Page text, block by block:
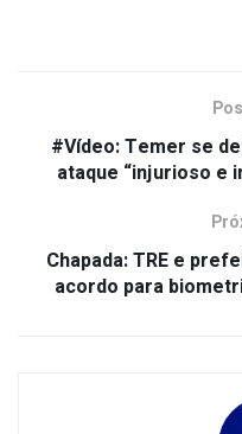
#Vídeo: Temer se
ataque “injurioso e
Chapada: TRE e
acordo para